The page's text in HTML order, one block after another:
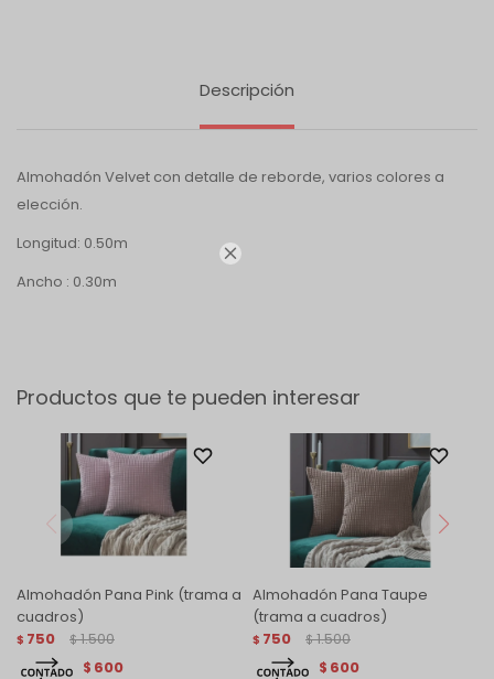

Descripción
Almohadón Velvet con detalle de reborde, varios colores a
elección.
Longitud: 0.50m
Ancho : 0.30m
Productos que te pueden interesar
Almohadón Pana Pink (trama a
cuadros)
$ 750 $ 1.500
$ 600
Almohadón Pana Taupe
(trama a cuadros)
$ 750 $ 1.500
$ 600